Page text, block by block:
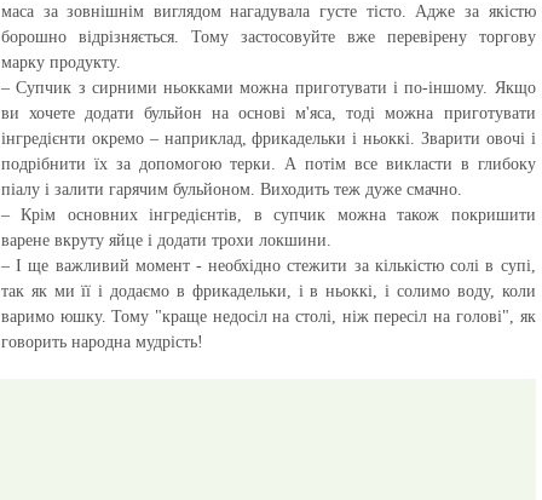
маса за зовнішнім виглядом нагадувала густе тісто. Адже за якістю
борошно відрізняється. Тому застосовуйте вже перевірену торгову
марку продукту.
– Супчик з сирними ньокками можна приготувати і по-іншому. Якщо
ви хочете додати бульйон на основі м'яса, тоді можна приготувати
інгредієнти окремо – наприклад, фрикадельки і ньоккі. Зварити овочі і
подрібнити їх за допомогою терки. А потім все викласти в глибоку
піалу і залити гарячим бульйоном. Виходить теж дуже смачно.
– Крім основних інгредієнтів, в супчик можна також покришити
варене вкруту яйце і додати трохи локшини.
– І ще важливий момент - необхідно стежити за кількістю солі в супі,
так як ми її і додаємо в фрикадельки, і в ньоккі, і солимо воду, коли
варимо юшку. Тому "краще недосіл на столі, ніж пересіл на голові", як
говорить народна мудрість!